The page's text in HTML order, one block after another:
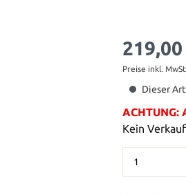
Preise inkl.
Dieser
Kein